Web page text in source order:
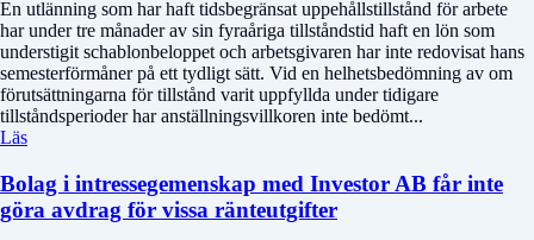
En utlänning som har haft tidsbegränsat uppehållstillstånd för arbete
har under tre månader av sin fyraåriga tillståndstid haft en lön som
understigit schablonbeloppet och arbetsgivaren har inte redovisat hans
semesterförmåner på ett tydligt sätt. Vid en helhetsbedömning av om
förutsättningarna för tillstånd varit uppfyllda under tidigare
tillståndsperioder har anställningsvillkoren inte bedömt...
Läs
Bolag i intressegemenskap med Investor AB får inte
göra avdrag för vissa ränteutgifter